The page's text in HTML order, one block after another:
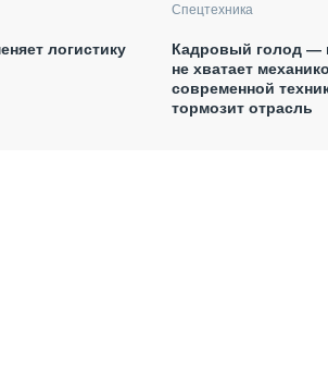
логистику
Спецтехника
Кадровый голод —
не хватает
современной
тормозит отрасль